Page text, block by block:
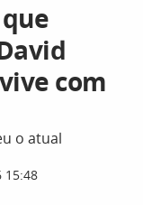
com
o atual
15:48